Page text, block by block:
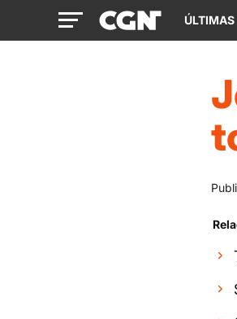
ÚLTIMAS